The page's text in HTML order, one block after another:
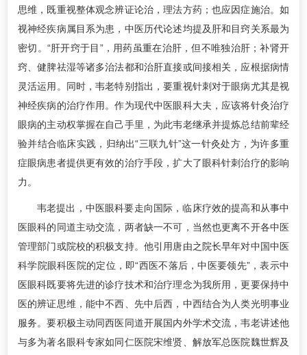
思维，既重视整体观念辨证论治，理法方药；也应因症施治。如
视神经疾病属目系为患，中医历代论述均提及肝和目窍关系最为
密切。“肝开窍于目”，用药虽重在治肝，但不唯独治肝；补肾开
窍、健脾祛湿等诸多治法都和治肝直接或间接相关，应根据病情
灵活运用。同时，韦老特别指出，要重视针刺对于眼病尤其是视
神经疾病的治疗作用。作为现代中医眼科大夫，应该将针灸治疗
眼病的主动权掌握在自己手里，为此韦老继承并提炼总结前辈经
验并结合临床实践，归纳出“三联九针”这一针灸处方，为许多重
症眼病患者提供更有效的治疗手段，扩大了眼科针刺治疗的影响
力。
韦老提出，中医眼科要走向国际，临床疗效的提高和从事中
医眼科的同道主动交流，两者缺一不可，当然也更离不开各中医
管理部门或院校的积极支持。他引用唐由之院长早年对中国中医
科学院眼科医院的定位，即“西医不落后，中医要领先”，表示中
医眼科既要将先进的诊疗技术和治疗理念为我所用，更要保持中
医的辨证思维，能中不西、先中后西，中西结合为人类光明事业
服务。要积极主动同西医同道开展国内外学术交流，韦老讲述他
与多为著名眼科专家如同仁医院宋维贤、解放军总医院魏世辉及